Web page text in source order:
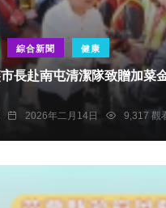
綜合新聞 健康
長赴南屯清潔隊致贈加菜
2026年二月14日 9,317 觀